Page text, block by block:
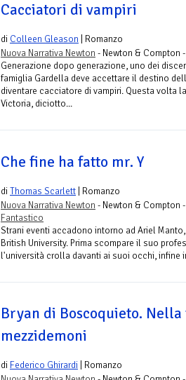
Cacciatori di vampiri
di Colleen Gleason | Romanzo
Nuova Narrativa Newton - Newton & Compton -
Generazione dopo generazione, uno dei
famiglia Gardella deve accettare il destino
diventare cacciatore di vampiri. Questa volta
Victoria, diciotto...
Che fine ha fatto mr. Y
diThomas Scarlett | Romanzo
Nuova Narrativa Newton - Newton & Compton -
Fantastico
Strani eventi accadono intorno ad Ariel
British University. Prima scompare il suo
l'università crolla davanti ai suoi occhi, infine
Bryan di Boscoquieto.
mezzidemoni
di Federico Ghirardi | Romanzo